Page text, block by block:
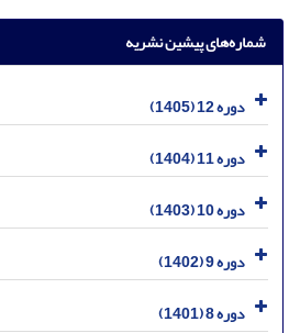
شماره‌های پیشین نشریه
دوره 12 (1405)
دوره 11 (1404)
دوره 10 (1403)
دوره 9 (1402)
دوره 8 (1401)